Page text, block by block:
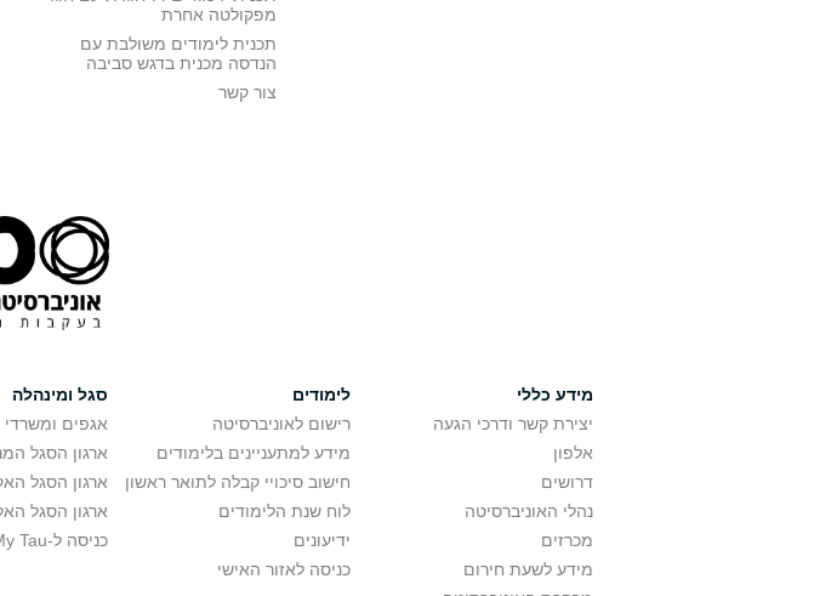
מפקולטה אחרת
תכנית לימודים משולבת עם
הנדסה מכנית בדגש סביבה
צור קשר
מידע כללי
יצירת קשר ודרכי הגעה
אלפון
דרושים
נהלי האוניברסיטה
מכרזים
מידע לשעת חירום
לימודים
רישום לאוניברסיטה
מידע למתעניינים בלימודים
חישוב סיכויי קבלה לתואר ראשון
לוח שנת הלימודים
ידיעונים
כניסה לאזור האישי
סגל ומינהלה
אגפים ומשרדי
ארגון הסגל
ארגון הסגל
ארגון הסגל
כניסה ל-My Tau